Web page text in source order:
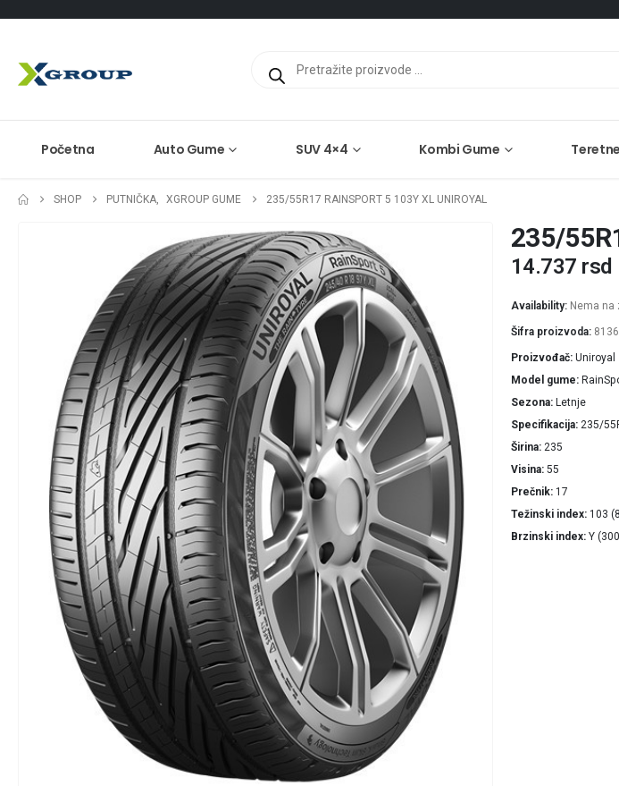
search
Početna Auto Gume SUV 4×4 Kombi Gume
SHOP PUTNIČKA, XGROUP GUME 235/55R17 RAINSPORT 5 103Y XL UNIROYAL
235/
14.737 rsd
Availability: Nema na
Šifra proizvoda:
Proizvođač Uniroyal
Model gume
Sezona Letnje
Specifikacija 235/
Širina 235
Visina 55
Prečnik 17
Težinski index 103
Brzinski index Y